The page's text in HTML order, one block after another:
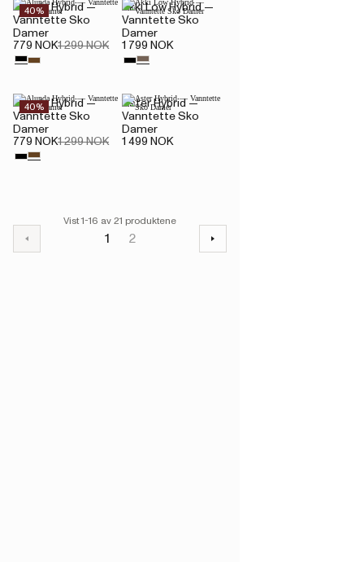
40%
Alunda Hybrid —
Vanntette Sko
Damer
779 NOK1 299 NOK
Akki Low Hybrid —
Vanntette Sko
Damer
1 799 NOK
40%
Alunda Hybrid —
Vanntette Sko
Damer
779 NOK1 299 NOK
Aster Hybrid —
Vanntette Sko
Damer
1 499 NOK
Vist 1-16 av 21 produktene
1 2